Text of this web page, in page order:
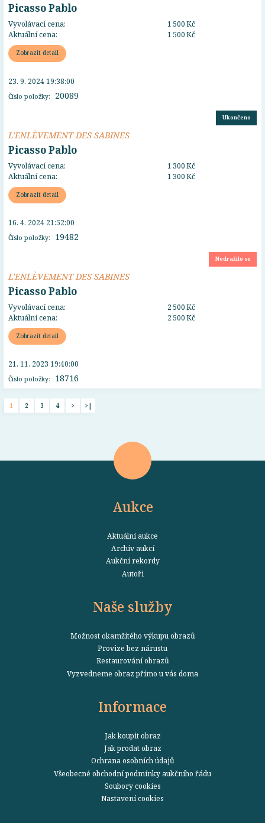
Picasso Pablo
Vyvolávací cena:
1 500 Kč
Aktuální cena:
1 500 Kč
Zobrazit detail
Číslo položky: 20089
23. 9. 2024 19:38:00
Ukončeno
L'ENLÈVEMENT DES SABINES
Picasso Pablo
Vyvolávací cena:
1 300 Kč
Aktuální cena:
1 300 Kč
Zobrazit detail
Číslo položky: 19482
16. 4. 2024 21:52:00
Nedražilo se
L'ENLÈVEMENT DES SABINES
Picasso Pablo
Vyvolávací cena:
2 500 Kč
Aktuální cena:
2 500 Kč
Zobrazit detail
Číslo položky: 18716
21. 11. 2023 19:40:00
1 2 3 4 > >|
Aukce
Aktuální aukce
Archiv aukcí
Aukční rekordy
Autoři
Naše služby
Možnost okamžitého výkupu obrazů
Provize bez nárustu
Restaurování obrazů
Vyzvedneme obraz přímo u vás doma
Informace
Jak koupit obraz
Jak prodat obraz
Ochrana osobních údajů
Všeobecné obchodní podmínky aukčního řádu
Soubory cookies
Nastavení cookies